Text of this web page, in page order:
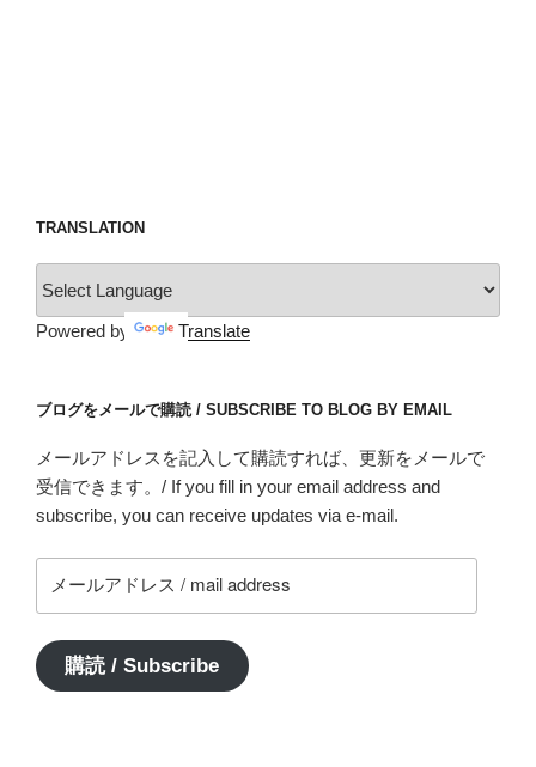
TRANSLATION
Powered by Translate
ブログをメールで購読 / SUBSCRIBE TO BLOG BY EMAIL
メールアドレスを記入して購読すれば、更新をメールで
受信できます。/ If you fill in your email address and
subscribe, you can receive updates via e-mail.
ー
ア
ド
購読 / Subscribe